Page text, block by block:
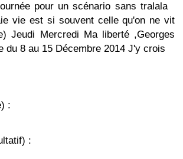
pour un scénario sans tralala
vie est si souvent celle qu'on ne vit
Jeudi Mercredi Ma liberté ,Georges
du 8 au 15 Décembre 2014 J'y crois
:
: